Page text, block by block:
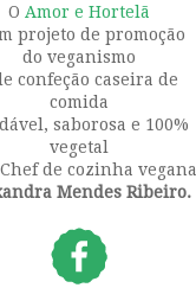
O Amor e Hortelã
projeto de promoção
do veganismo
confeção caseira de
comida
saborosa e 100%
vegetal
de cozinha vegana
Mendes Ribeiro.